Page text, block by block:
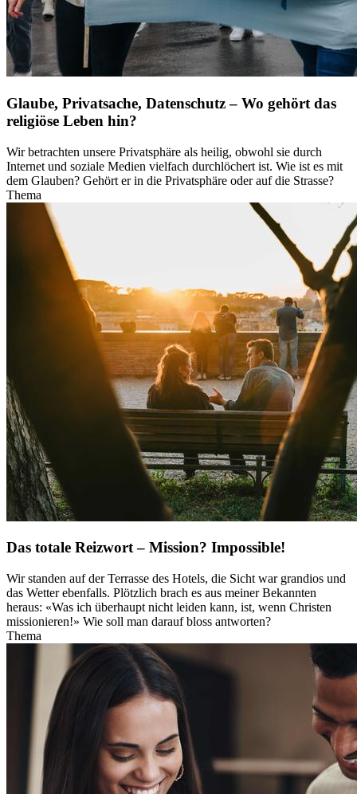
Glaube, Privatsache, Datenschutz – Wo gehört das
religiöse Leben hin?
Wir betrachten unsere Privatsphäre als heilig, obwohl sie durch
Internet und soziale Medien vielfach durchlöchert ist. Wie ist es mit
dem Glauben? Gehört er in die Privatsphäre oder auf die Strasse?
Thema
Das totale Reizwort – Mission? Impossible!
Wir standen auf der Terrasse des Hotels, die Sicht war grandios und
das Wetter ebenfalls. Plötzlich brach es aus meiner Bekannten
heraus: «Was ich überhaupt nicht leiden kann, ist, wenn Christen
missionieren!» Wie soll man darauf bloss antworten?
Thema